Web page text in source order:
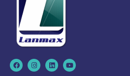
F
a
c
I
n
s
L
i
n
Y
o
u